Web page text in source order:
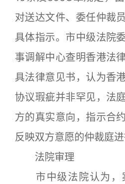
对送达文件、委任仲裁
具体指示。市中级法院
事调解中心查明香港法
具法律意见书，认为香
协议瑕疵并非罕见，法
方的真实意向，指示合
反映双方意愿的仲裁庭进
法院审理
市中级法院认为，